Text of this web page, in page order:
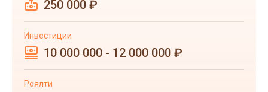
250 000 ₽
Инвестиции
10 000 000 - 12 000 000 ₽
Роялти